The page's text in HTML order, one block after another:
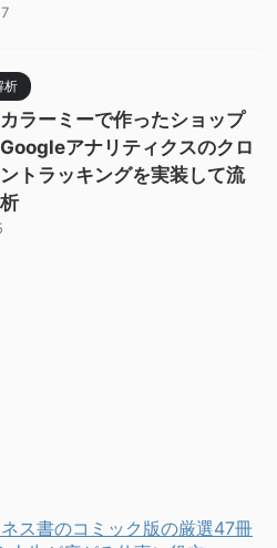
析
カラーミーで作ったショップ
アナリティクスのクロ
トラッキングを実装して流
ネス書のコミック版の厳選47冊